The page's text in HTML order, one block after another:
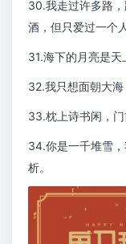
30.我走过许多路
酒，但只爱过一个
31.海下的月亮是天
32.我只想面朝大海
33.枕上诗书闲，门
34.你是一千堆雪
析。